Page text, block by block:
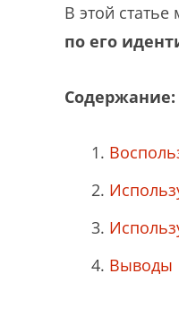
В этой
по его
Содержание:
Выводы